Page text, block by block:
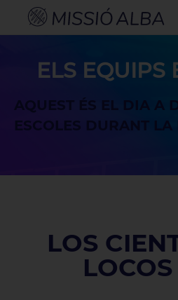
ELS EQUIPS
AQUEST ÉS EL DIA A
ESCOLES DURANT LA
LOS